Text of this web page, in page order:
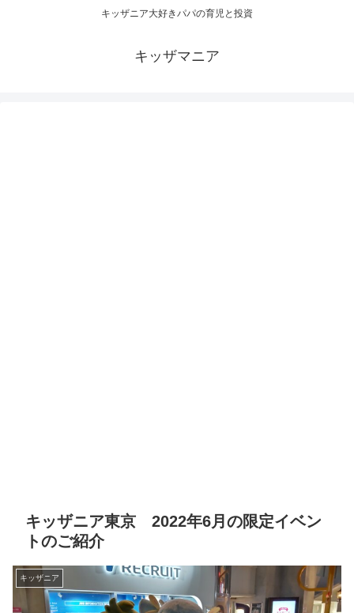
キッザニア大好きパパの育児と投資
キッザマニア
キッザニア東京 2022年6月の限定イベン
トのご紹介
キッザニア